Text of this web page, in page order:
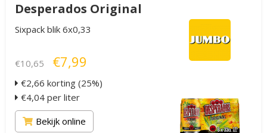
Desperados Original
Sixpack blik 6x0,33
€10,65 €7,99
€2,66 korting (25%)
€4,04 per liter
Bekijk online